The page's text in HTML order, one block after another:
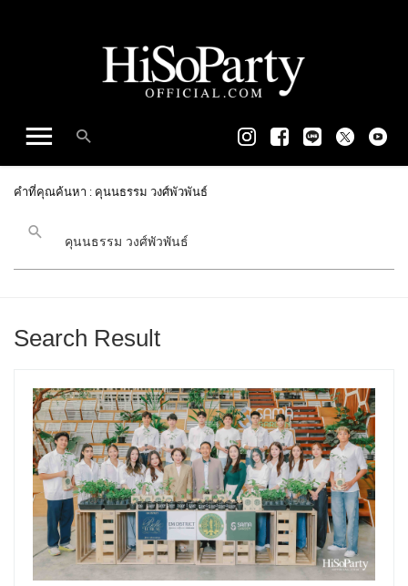
คำที่คุณค้นหา : คุนนธรรม วงศ์พัวพันธ์
Search Result